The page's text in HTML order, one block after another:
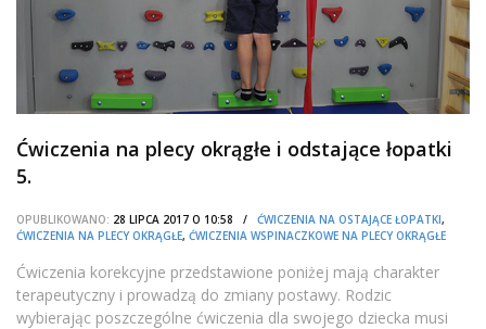
Ćwiczenia na plecy okrągłe i odstające łopatki
5.
OPUBLIKOWANO: 28 LIPCA 2017 O 10:58 / ĆWICZENIA NA OSTAJĄCE ŁOPATKI,
ĆWICZENIA NA PLECY OKRĄGŁE, ĆWICZENIA WSPINACZKOWE NA PLECY OKRĄGŁE
Ćwiczenia korekcyjne przedstawione poniżej mają charakter
terapeutyczny i prowadzą do zmiany postawy. Rodzic
wybierając poszczególne ćwiczenia dla swojego dziecka musi